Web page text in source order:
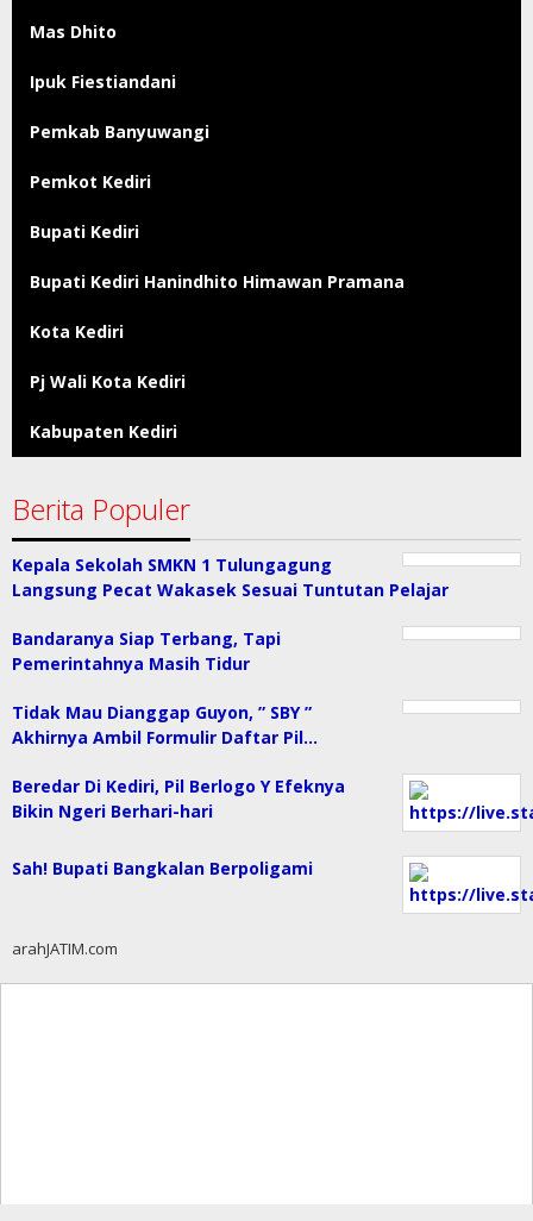
Mas Dhito
Ipuk Fiestiandani
Pemkab Banyuwangi
Pemkot Kediri
Bupati Kediri
Bupati Kediri Hanindhito Himawan Pramana
Kota Kediri
Pj Wali Kota Kediri
Kabupaten Kediri
Berita Populer
Kepala Sekolah SMKN 1 Tulungagung
Langsung Pecat Wakasek Sesuai Tuntutan Pelajar
Bandaranya Siap Terbang, Tapi
Pemerintahnya Masih Tidur
Tidak Mau Dianggap Guyon, ” SBY ”
Akhirnya Ambil Formulir Daftar Pil…
Beredar Di Kediri, Pil Berlogo Y Efeknya
Bikin Ngeri Berhari-hari
Sah! Bupati Bangkalan Berpoligami
arahJATIM.com